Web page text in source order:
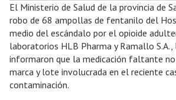
El Ministerio de Salud de la provincia de
robo de 68 ampollas de fentanilo del
medio del escándalo por el opioide
laboratorios HLB Pharma y Ramallo S.A.,
informaron que la medicación faltante
marca y lote involucrada en el reciente
contaminación.